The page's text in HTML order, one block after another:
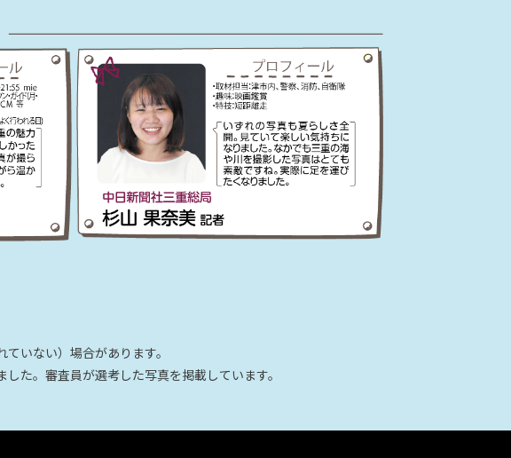
いない）場合があります。
た。審査員が選考した写真を掲載しています。